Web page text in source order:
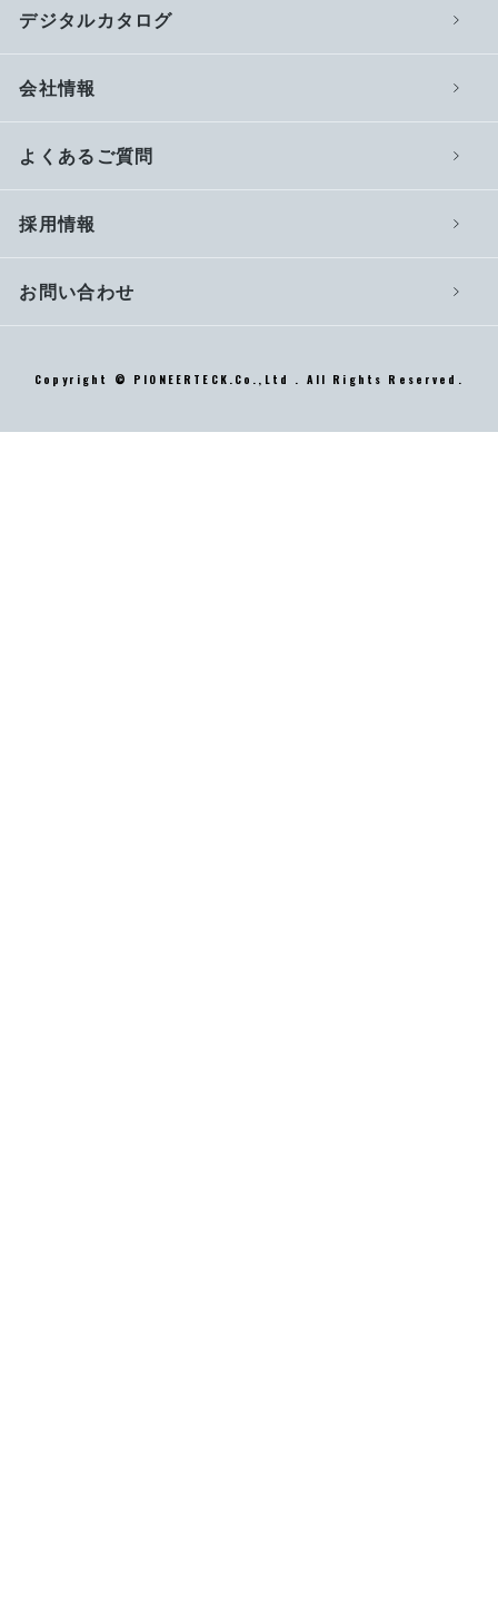
デジタルカタログ
会社情報
よくあるご質問
採用情報
お問い合わせ
Copyright © PIONEERTECK.Co.,Ltd . All Rights Reserved.